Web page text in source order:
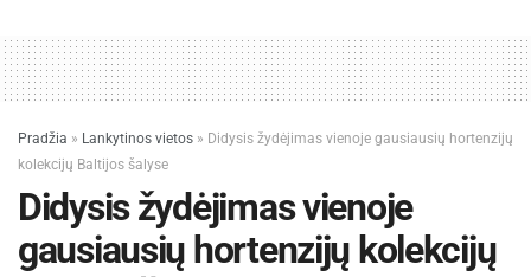
Pradžia » Lankytinos vietos » Didysis žydėjimas vienoje gausiausių hortenzijų
kolekcijų Baltijos šalyse
Didysis žydėjimas vienoje
gausiausių hortenzijų kolekcijų